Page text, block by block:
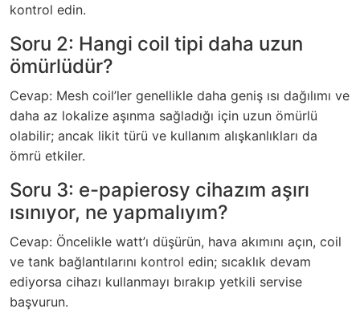
kontrol edin.
Soru 2: Hangi coil tipi daha uzun
ömürlüdür?
Cevap: Mesh coil’ler genellikle daha geniş ısı dağılımı ve
daha az lokalize aşınma sağladığı için uzun ömürlü
olabilir; ancak likit türü ve kullanım alışkanlıkları da
ömrü etkiler.
Soru 3: e-papierosy cihazım aşırı
ısınıyor, ne yapmalıyım?
Cevap: Öncelikle watt’ı düşürün, hava akımını açın, coil
ve tank bağlantılarını kontrol edin; sıcaklık devam
ediyorsa cihazı kullanmayı bırakıp yetkili servise
başvurun.